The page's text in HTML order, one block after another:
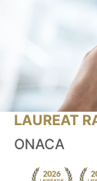
LAUREAT
ONACA